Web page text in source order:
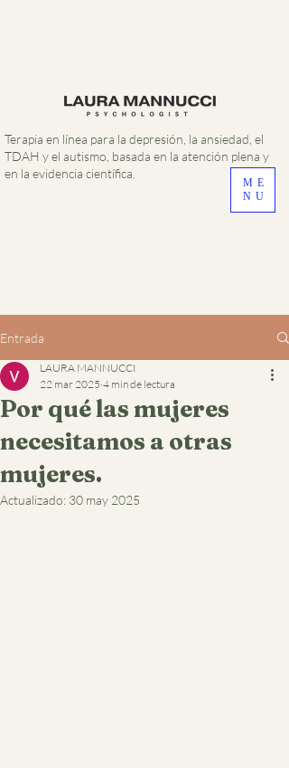
ME
NU
Terapia en línea para la depresión, la ansiedad, el
TDAH y el autismo, basada en la atención plena y
en la evidencia científica.
Entrada
Por qué las mujeres
necesitamos a otras
mujeres.
LAURA MANNUCCI
22 mar 2025 4 min de lectura
Actualizado: 30 may 2025